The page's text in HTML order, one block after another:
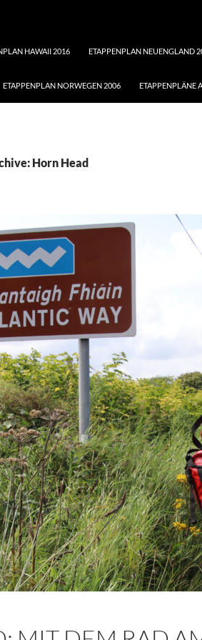
HAWAII 2016 ETAPPENPLAN NEUENGLAND
ETAPPENPLAN NORWEGEN 2006 ETAPPENPLÄNE
Horn Head